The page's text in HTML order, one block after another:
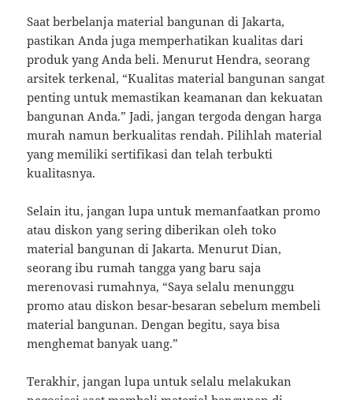
Saat berbelanja material bangunan di Jakarta,
pastikan Anda juga memperhatikan kualitas dari
produk yang Anda beli. Menurut Hendra, seorang
arsitek terkenal, “Kualitas material bangunan sangat
penting untuk memastikan keamanan dan kekuatan
bangunan Anda.” Jadi, jangan tergoda dengan harga
murah namun berkualitas rendah. Pilihlah material
yang memiliki sertifikasi dan telah terbukti
kualitasnya.
Selain itu, jangan lupa untuk memanfaatkan promo
atau diskon yang sering diberikan oleh toko
material bangunan di Jakarta. Menurut Dian,
seorang ibu rumah tangga yang baru saja
merenovasi rumahnya, “Saya selalu menunggu
promo atau diskon besar-besaran sebelum membeli
material bangunan. Dengan begitu, saya bisa
menghemat banyak uang.”
Terakhir, jangan lupa untuk selalu melakukan